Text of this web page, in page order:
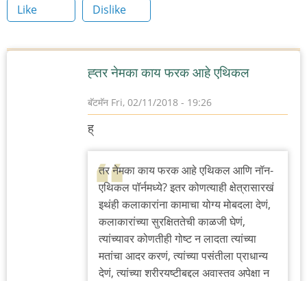
Like Dislike
ह्तर नेमका काय फरक आहे एथिकल
बॅटमॅन Fri, 02/11/2018 - 19:26
ह्
तर नेमका काय फरक आहे एथिकल आणि नॉन-
एथिकल पॉर्नमध्ये? इतर कोणत्याही क्षेत्रासारखं
इथंही कलाकारांना कामाचा योग्य मोबदला देणं,
कलाकारांच्या सुरक्षिततेची काळजी घेणं,
त्यांच्यावर कोणतीही गोष्ट न लादता त्यांच्या
मतांचा आदर करणं, त्यांच्या पसंतीला प्राधान्य
देणं, त्यांच्या शरीरयष्टीबद्दल अवास्तव अपेक्षा न